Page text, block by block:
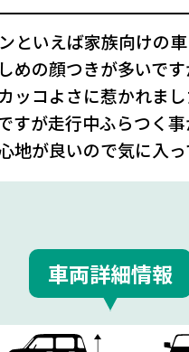
といえば家族向けの
めの顔つきが多いで
ッコよさに惹かれま
すが走行中ふらつく
地が良いので気に入っ
車両詳細情報